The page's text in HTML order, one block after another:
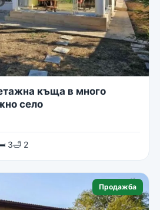
къща в много
село
3🛁 2
Продажба